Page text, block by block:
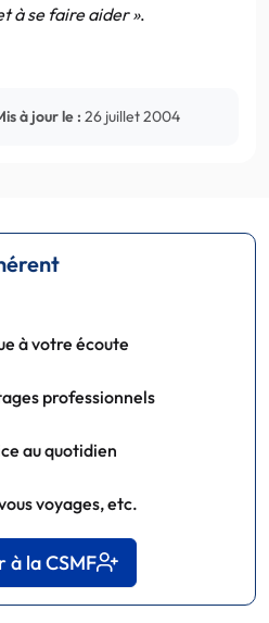
à se faire aider ».
à jour le : 26 juillet 2004
à votre écoute
professionnels
au quotidien
voyages, etc.
à la CSMF